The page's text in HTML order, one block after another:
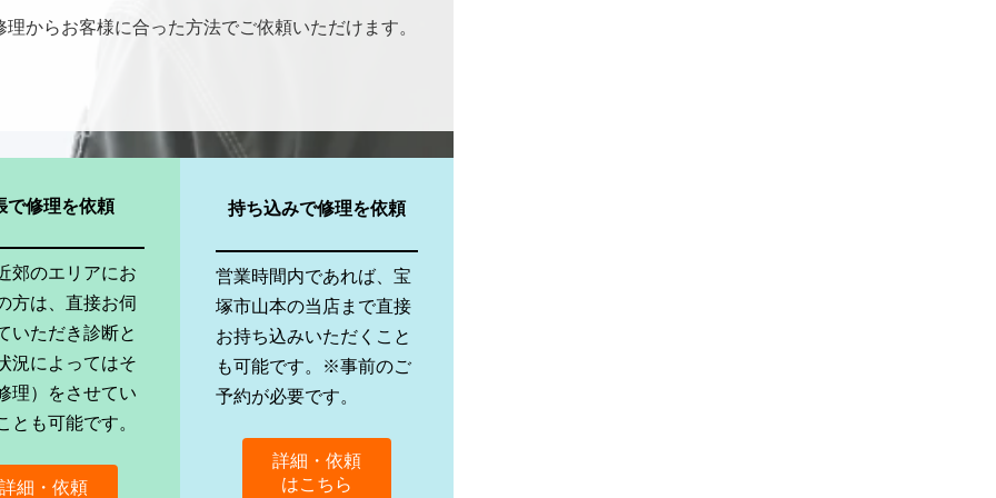
からお客様に合った方法でご依頼いただけます。
で修理を依頼
郊のエリアにお
方は、直接お伺
いただき診断と
況によってはそ
理）をさせてい
とも可能です。
細・依頼
持ち込みで修理を依頼
営業時間内であれば、宝
塚市山本の当店まで直接
お持ち込みいただくこと
も可能です。※事前のご
予約が必要です。
詳細・依頼
はこちら